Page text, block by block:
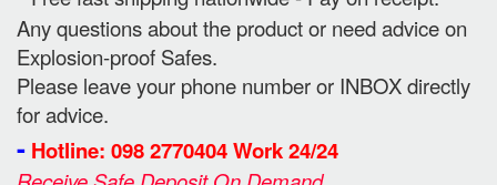
Any questions about the product or need advice on
Explosion-proof Safes.
Please leave your phone number or INBOX directly
for advice.
- Hotline: 098 2770404 Work 24/24